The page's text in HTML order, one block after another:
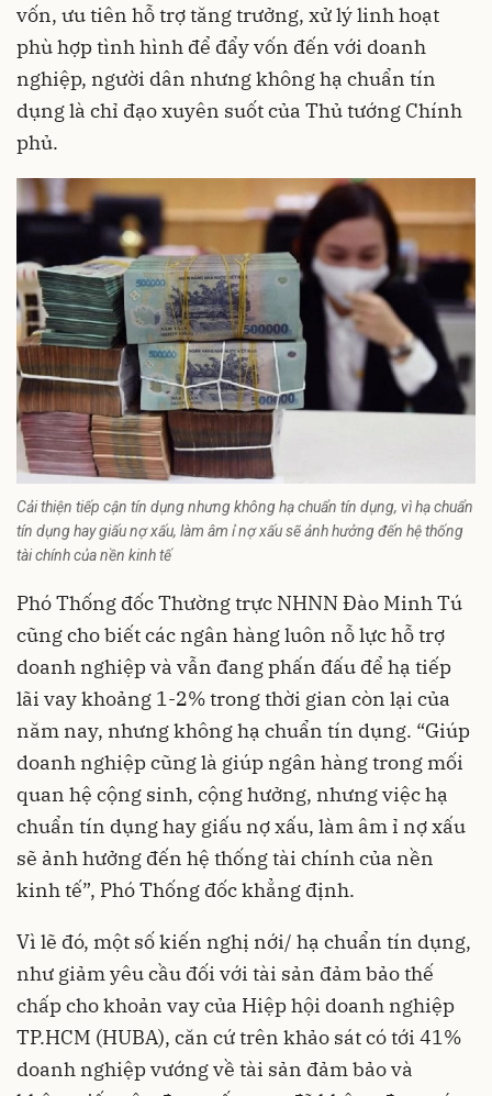
vốn, ưu tiên hỗ trợ tăng trưởng, xử lý linh hoạt
phù hợp tình hình để đẩy vốn đến với doanh
nghiệp, người dân nhưng không hạ chuẩn tín
dụng là chỉ đạo xuyên suốt của Thủ tướng Chính
phủ.
Cải thiện tiếp cận tín dụng nhưng không hạ chuẩn tín dụng, vì hạ chuẩn
tín dụng hay giấu nợ xấu, làm âm ỉ nợ xấu sẽ ảnh hưởng đến hệ thống
tài chính của nền kinh tế
Phó Thống đốc Thường trực NHNN Đào Minh Tú
cũng cho biết các ngân hàng luôn nỗ lực hỗ trợ
doanh nghiệp và vẫn đang phấn đấu để hạ tiếp
lãi vay khoảng 1-2% trong thời gian còn lại của
năm nay, nhưng không hạ chuẩn tín dụng. “Giúp
doanh nghiệp cũng là giúp ngân hàng trong mối
quan hệ cộng sinh, cộng hưởng, nhưng việc hạ
chuẩn tín dụng hay giấu nợ xấu, làm âm ỉ nợ xấu
sẽ ảnh hưởng đến hệ thống tài chính của nền
kinh tế”, Phó Thống đốc khẳng định.
Vì lẽ đó, một số kiến nghị nới/ hạ chuẩn tín dụng,
như giảm yêu cầu đối với tài sản đảm bảo thế
chấp cho khoản vay của Hiệp hội doanh nghiệp
TP.HCM (HUBA), căn cứ trên khảo sát có tới 41%
doanh nghiệp vướng về tài sản đảm bảo và